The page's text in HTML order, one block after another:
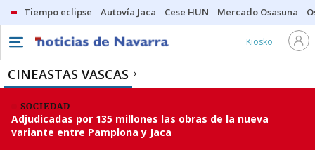
Tiempo eclipse Autovía Jaca Cese HUN Mercado Osasuna
Kiosko
CINEASTAS VASCAS
SOCIEDAD
Adjudicadas por 135 millones las obras de la nueva
variante entre Pamplona y Jaca